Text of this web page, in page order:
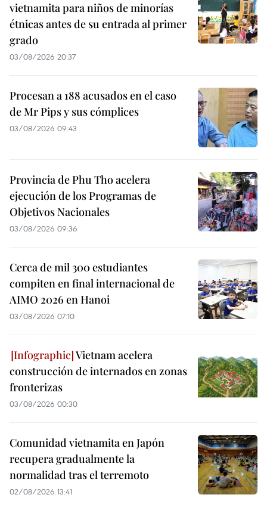
vietnamita para niños de minorías
étnicas antes de su entrada al primer
grado
03/08/2026 20:37
Procesan a 188 acusados en el caso
de Mr Pips y sus cómplices
03/08/2026 09:43
Provincia de Phu Tho acelera
ejecución de los Programas de
Objetivos Nacionales
03/08/2026 09:36
Cerca de mil 300 estudiantes
compiten en final internacional de
AIMO 2026 en Hanoi
03/08/2026 07:10
Vietnam acelera
construcción de internados en zonas
fronterizas
03/08/2026 00:30
Comunidad vietnamita en Japón
recupera gradualmente la
normalidad tras el terremoto
02/08/2026 13:41